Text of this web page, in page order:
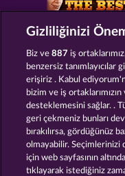
SIMPLY THE
GOLDEN EI
Gizliliğinizi
Biz ve887 iş
benzersiz
erişiriz . Kabul
bizim ve iş
desteklemesini sağlar. .
geri çekmeniz bunları
bırakılırsa, gördüğünüz
olmayabilir. Seçimlerinizi
için web sayfasının
tıklayarak istediğiniz